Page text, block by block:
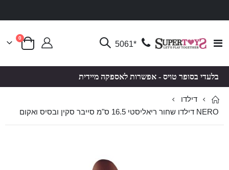
Toggle
*5061 סל קניות
0פריטים
בלעדי בסופר טויס - אפשרות לאספקה מיידית
דילדו
NERO דילדו שחור ריאליסטי 16.5 ס"מ סייבר סקין ובסיס ואקום